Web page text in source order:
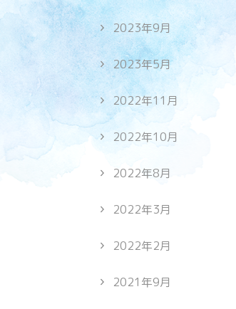
2023年9月
2023年5月
2022年11月
2022年10月
2022年8月
2022年3月
2022年2月
2021年9月